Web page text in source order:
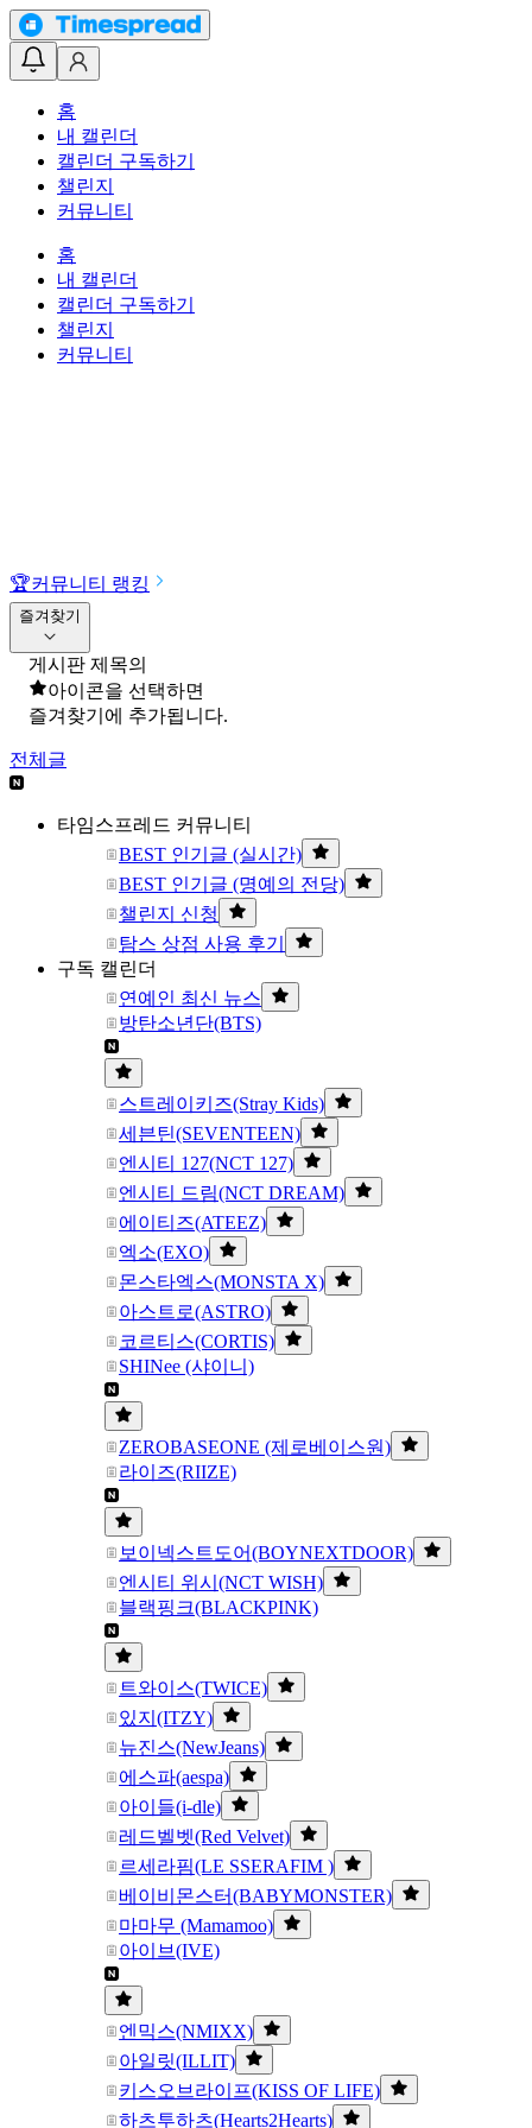
홈
내 캘린더
캘린더 구독하기
챌린지
커뮤니티
홈
내 캘린더
캘린더 구독하기
챌린지
커뮤니티
🏆커뮤니티 랭킹
즐겨찾기
게시판 제목의
아이콘을 선택하면
즐겨찾기에 추가됩니다.
전체글
타임스프레드 커뮤니티
BEST 인기글 (실시간)
BEST 인기글 (명예의 전당)
챌린지 신청
탐스 상점 사용 후기
구독 캘린더
연예인 최신 뉴스
방탄소년단(BTS)
스트레이키즈(Stray Kids)
세븐틴(SEVENTEEN)
엔시티 127(NCT 127)
엔시티 드림(NCT DREAM)
에이티즈(ATEEZ)
엑소(EXO)
몬스타엑스(MONSTA X)
아스트로(ASTRO)
코르티스(CORTIS)
SHINee (샤이니)
ZEROBASEONE (제로베이스원)
라이즈(RIIZE)
보이넥스트도어(BOYNEXTDOOR)
엔시티 위시(NCT WISH)
블랙핑크(BLACKPINK)
트와이스(TWICE)
있지(ITZY)
뉴진스(NewJeans)
에스파(aespa)
아이들(i-dle)
레드벨벳(Red Velvet)
르세라핌(LE SSERAFIM )
베이비몬스터(BABYMONSTER)
마마무 (Mamamoo)
아이브(IVE)
엔믹스(NMIXX)
아일릿(ILLIT)
키스오브라이프(KISS OF LIFE)
하츠투하츠(Hearts2Hearts)